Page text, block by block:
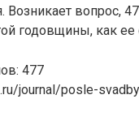
Возникает вопрос,
годовщины, как ее
477
journal/posle-